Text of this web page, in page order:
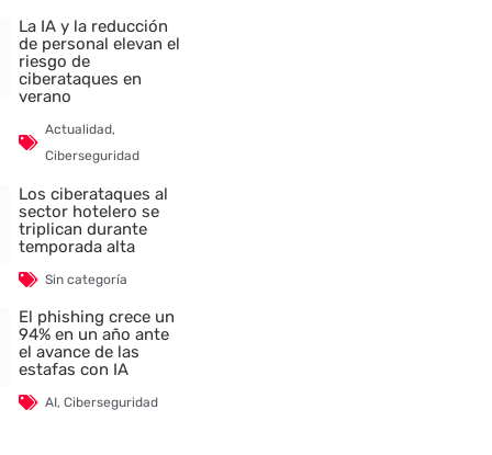
La IA y la reducción
de personal elevan el
riesgo de
ciberataques en
verano
Actualidad,
Ciberseguridad
Los ciberataques al
sector hotelero se
triplican durante
temporada alta
Sin categoría
El phishing crece un
94% en un año ante
el avance de las
estafas con IA
AI,Ciberseguridad